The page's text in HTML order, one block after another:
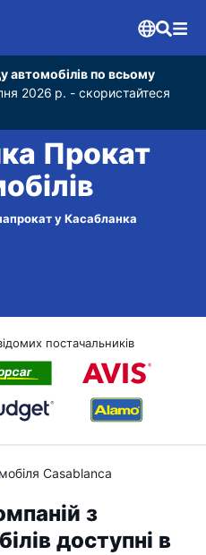
автомобілів по всьому
2026 р. - скористайтеся
Прокат
у Касабланка
постачальників
Casablanca
з
доступні в